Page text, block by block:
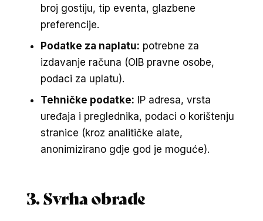
broj gostiju, tip eventa, glazbene
preferencije.
Podatke za naplatu: potrebne za
izdavanje računa (OIB pravne osobe,
podaci za uplatu).
Tehničke podatke: IP adresa, vrsta
uređaja i preglednika, podaci o korištenju
stranice (kroz analitičke alate,
anonimizirano gdje god je moguće).
3. Svrha obrade